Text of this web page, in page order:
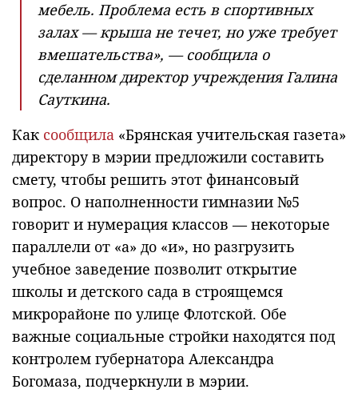
мебель. Проблема есть в спортивных
залах — крыша не течет, но уже требует
вмешательства», — сообщила о
сделанном директор учреждения Галина
Сауткина.
Как сообщила «Брянская учительская газета»
директору в мэрии предложили составить
смету, чтобы решить этот финансовый
вопрос. О наполненности гимназии №5
говорит и нумерация классов — некоторые
параллели от «а» до «и», но разгрузить
учебное заведение позволит открытие
школы и детского сада в строящемся
микрорайоне по улице Флотской. Обе
важные социальные стройки находятся под
контролем губернатора Александра
Богомаза, подчеркнули в мэрии.